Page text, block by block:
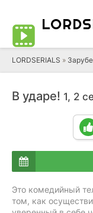
LORD
LORDSERIALS »
В ударе! 1, 2
Это комедийный
том, как